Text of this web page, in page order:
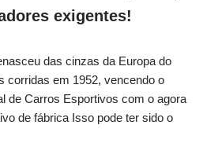
exigentes!
das cinzas da Europa do
corridas em 1952, vencendo o
de Carros Esportivos com o agora
de fábrica Isso pode ter sido o